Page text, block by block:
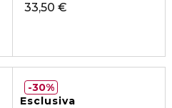
33,50 €
Esclusiva
30%